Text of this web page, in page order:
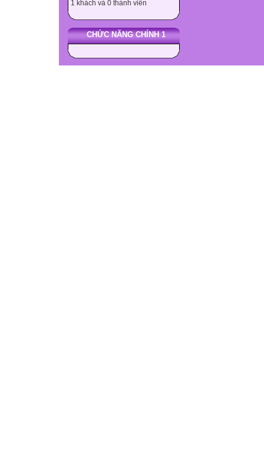
1 khách và 0 thành viên
CHỨC NĂNG CHÍNH 1